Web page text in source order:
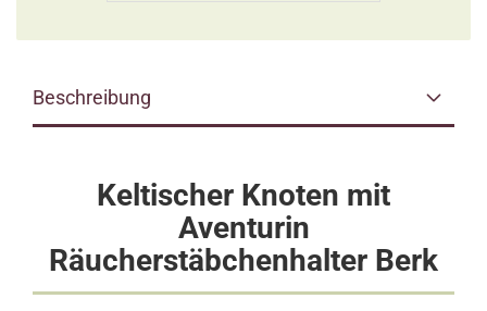
Beschreibung
Keltischer Knoten mit
Aventurin
Räucherstäbchenhalter Berk